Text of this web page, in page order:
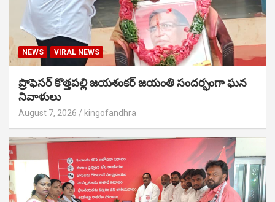
NEWS VIRAL NEWS
ప్రొఫెసర్ కొత్తపల్లి జయశంకర్ జయంతి సందర్భంగా ఘన
నివాళులు
August 7, 2026 kingofandhra